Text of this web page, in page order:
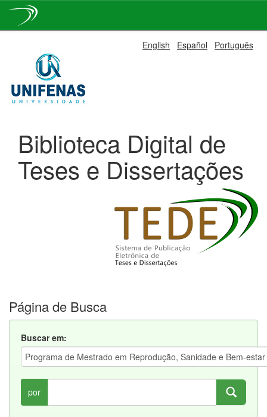
navigation
English Español Português
Biblioteca Digital de
Teses e Dissertações
Página de Busca
Buscar em:
por